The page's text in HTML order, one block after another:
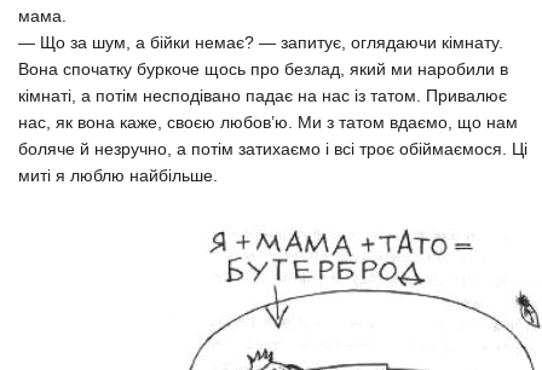
мама.
— Що за шум, а бійки немає? — запитує, оглядаючи кімнату.
Вона спочатку буркоче щось про безлад, який ми наробили в
кімнаті, а потім несподівано падає на нас із татом. Привалює
нас, як вона каже, своєю любов’ю. Ми з татом вдаємо, що нам
боляче й незручно, а потім затихаємо і всі троє обіймаємося. Ці
миті я люблю найбільше.